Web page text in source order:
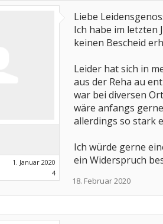
1. Januar 2020
4
Liebe
Ich habe im letzten
keinen Bescheid
Leider hat sich in
aus der Reha au
war bei diversen
wäre anfangs
allerdings so stark
Ich würde gerne
ein Widerspruch
18. Februar 2020